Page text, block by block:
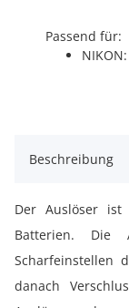
Passend für:
Beschreibung
Der Auslöser
Batterien. Die
Scharfeinstellen
danach